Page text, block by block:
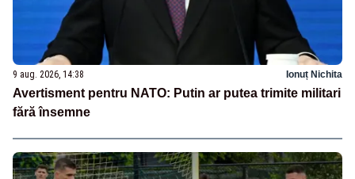
9 aug. 2026, 14:38 Ionuț Nichita
Avertisment pentru NATO: Putin ar putea trimite militari
fără însemne